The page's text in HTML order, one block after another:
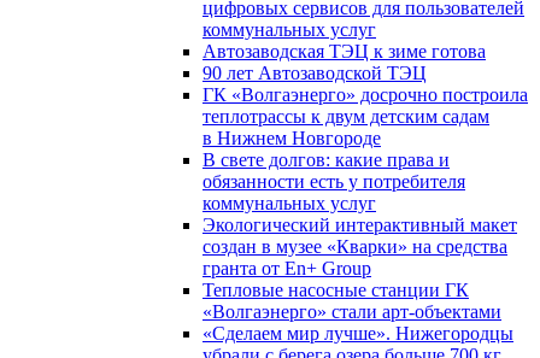
цифровых сервисов для пользователей
коммунальных услуг
Автозаводская ТЭЦ к зиме готова
90 лет Автозаводской ТЭЦ
ГК «Волгаэнерго» досрочно построила
теплотрассы к двум детским садам
в Нижнем Новгороде
В свете долгов: какие права и
обязанности есть у потребителя
коммунальных услуг
Экологический интерактивный макет
создан в музее «Кварки» на средства
гранта от En+ Group
Тепловые насосные станции ГК
«Волгаэнерго» стали арт-объектами
«Сделаем мир лучше». Нижегородцы